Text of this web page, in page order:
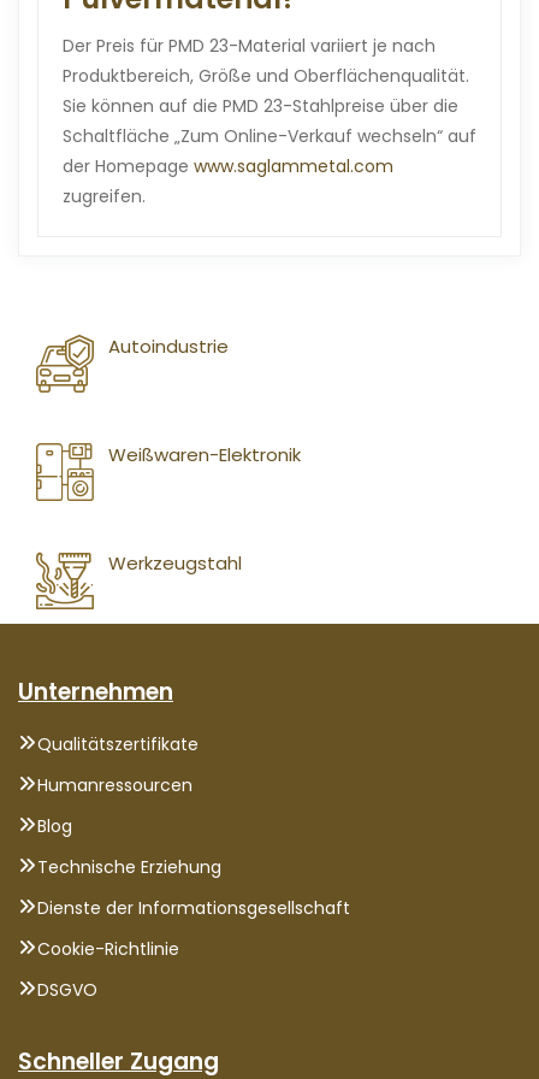
Der Preis für PMD 23-Material variiert je nach
Produktbereich, Größe und Oberflächenqualität.
Sie können auf die PMD 23-Stahlpreise über die
Schaltfläche „Zum Online-Verkauf wechseln“ auf
der Homepage www.saglammetal.com
zugreifen.
Autoindustrie
Weißwaren-Elektronik
Werkzeugstahl
Unternehmen
Qualitätszertifikate
Humanressourcen
Blog
Technische Erziehung
Dienste der Informationsgesellschaft
Cookie-Richtlinie
DSGVO
Schneller Zugang